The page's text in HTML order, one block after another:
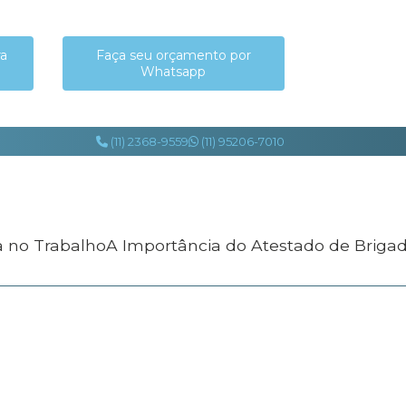
Faça seu orçamento por
Whatsapp
(11) 2368-9559 (11) 95206-7010
no Trabalho A Importância do Atestado de